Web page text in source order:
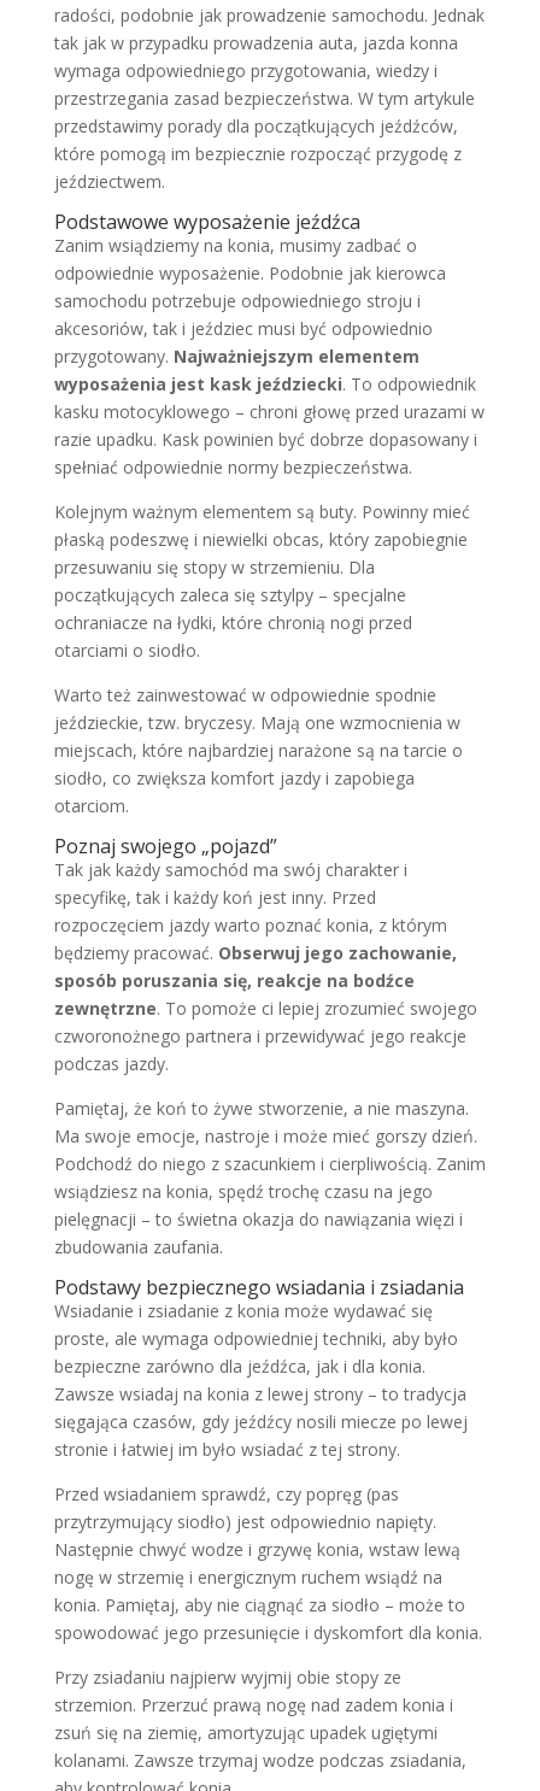
radości, podobnie jak prowadzenie samochodu. Jednak
tak jak w przypadku prowadzenia auta, jazda konna
wymaga odpowiedniego przygotowania, wiedzy i
przestrzegania zasad bezpieczeństwa. W tym artykule
przedstawimy porady dla początkujących jeźdźców,
które pomogą im bezpiecznie rozpocząć przygodę z
jeździectwem.
Podstawowe wyposażenie jeźdźca
Zanim wsiądziemy na konia, musimy zadbać o
odpowiednie wyposażenie. Podobnie jak kierowca
samochodu potrzebuje odpowiedniego stroju i
akcesoriów, tak i jeździec musi być odpowiednio
przygotowany. Najważniejszym elementem
wyposażenia jest kask jeździecki. To odpowiednik
kasku motocyklowego – chroni głowę przed urazami w
razie upadku. Kask powinien być dobrze dopasowany i
spełniać odpowiednie normy bezpieczeństwa.
Kolejnym ważnym elementem są buty. Powinny mieć
płaską podeszwę i niewielki obcas, który zapobiegnie
przesuwaniu się stopy w strzemieniu. Dla
początkujących zaleca się sztylpy – specjalne
ochraniacze na łydki, które chronią nogi przed
otarciami o siodło.
Warto też zainwestować w odpowiednie spodnie
jeździeckie, tzw. bryczesy. Mają one wzmocnienia w
miejscach, które najbardziej narażone są na tarcie o
siodło, co zwiększa komfort jazdy i zapobiega
otarciom.
Poznaj swojego „pojazd”
Tak jak każdy samochód ma swój charakter i
specyfikę, tak i każdy koń jest inny. Przed
rozpoczęciem jazdy warto poznać konia, z którym
będziemy pracować. Obserwuj jego zachowanie,
sposób poruszania się, reakcje na bodźce
zewnętrzne. To pomoże ci lepiej zrozumieć swojego
czworonożnego partnera i przewidywać jego reakcje
podczas jazdy.
Pamiętaj, że koń to żywe stworzenie, a nie maszyna.
Ma swoje emocje, nastroje i może mieć gorszy dzień.
Podchodź do niego z szacunkiem i cierpliwością. Zanim
wsiądziesz na konia, spędź trochę czasu na jego
pielęgnacji – to świetna okazja do nawiązania więzi i
zbudowania zaufania.
Podstawy bezpiecznego wsiadania i zsiadania
Wsiadanie i zsiadanie z konia może wydawać się
proste, ale wymaga odpowiedniej techniki, aby było
bezpieczne zarówno dla jeźdźca, jak i dla konia.
Zawsze wsiadaj na konia z lewej strony – to tradycja
sięgająca czasów, gdy jeźdźcy nosili miecze po lewej
stronie i łatwiej im było wsiadać z tej strony.
Przed wsiadaniem sprawdź, czy popręg (pas
przytrzymujący siodło) jest odpowiednio napięty.
Następnie chwyć wodze i grzywę konia, wstaw lewą
nogę w strzemię i energicznym ruchem wsiądź na
konia. Pamiętaj, aby nie ciągnąć za siodło – może to
spowodować jego przesunięcie i dyskomfort dla konia.
Przy zsiadaniu najpierw wyjmij obie stopy ze
strzemion. Przerzuć prawą nogę nad zadem konia i
zsuń się na ziemię, amortyzując upadek ugiętymi
kolanami. Zawsze trzymaj wodze podczas zsiadania,